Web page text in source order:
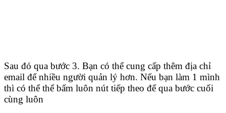
Sau đó qua bước 3. Bạn có thể cung cấp thêm địa chỉ
email để nhiều người quản lý hơn. Nếu bạn làm 1 mình
thì có thể thể bấm luôn nút tiếp theo để qua bước cuối
cùng luôn